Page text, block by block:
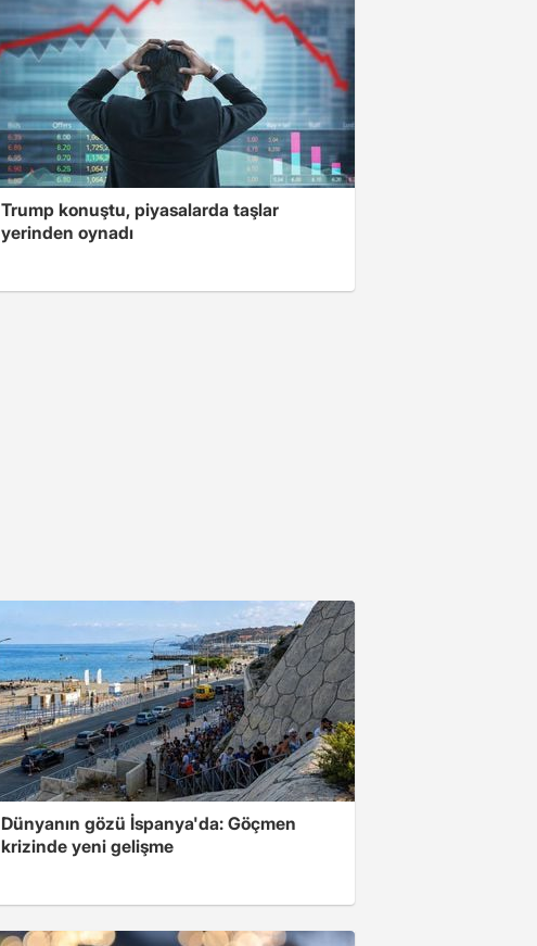
Trump konuştu, piyasalarda taşlar
yerinden oynadı
Dünyanın gözü İspanya'da: Göçmen
krizinde yeni gelişme